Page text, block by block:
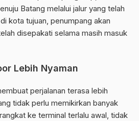
Batang melalui jalur yang telah
kota tujuan, penumpang akan
disepakati selama masih masuk
Lebih Nyaman
perjalanan terasa lebih
tidak perlu memikirkan banyak
ke terminal terlalu awal, tidak